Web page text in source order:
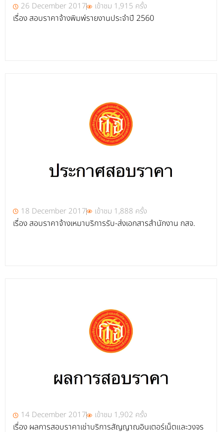
26 December 2017 เข้าชม 1,915 ครั้ง
เรื่อง สอบราคาจ้างพิมพ์รายงานประจำปี 2560
18 December 2017 เข้าชม 1,888 ครั้ง
เรื่อง สอบราคาจ้างเหมาบริการรับ-ส่งเอกสารสำนักงาน กสจ.
14 December 2017 เข้าชม 1,902 ครั้ง
เรื่อง ผลการสอบราคาเช่าบริการสัญญาณอินเตอร์เน็ตและวงจร